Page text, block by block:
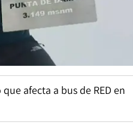
afecta a bus de RED en